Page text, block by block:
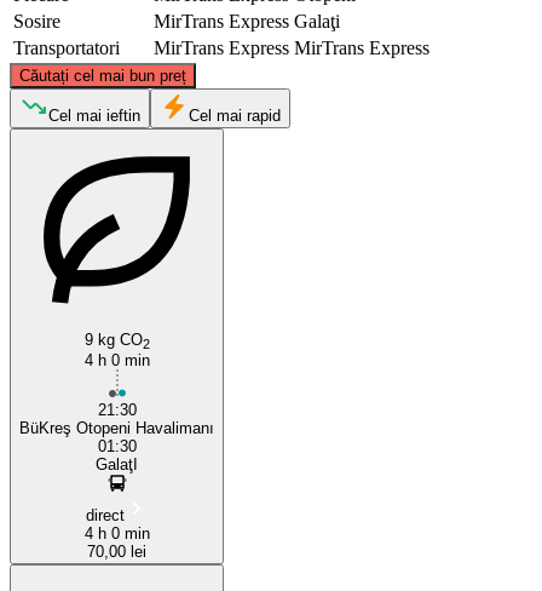
Sosire
MirTrans Express Galaţi
Transportatori
MirTrans Express MirTrans Express
Căutați cel mai bun preț
Otopeni
© CARTO, ©OpenStreetMapcontributors
Cel mai ieftin Cel mai rapid
9 kg CO2
4 h 0 min
21:30
BüKreş Otopeni Havalimanı
01:30
GalaţI
direct
4 h 0 min
70,00 lei